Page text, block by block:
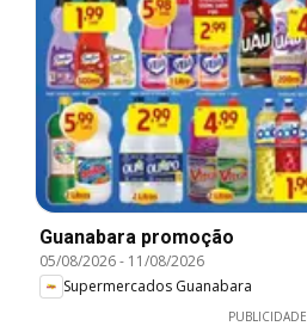
Guanabara promoção
05/08/2026- 11/08/2026
Supermercados Guanabara
PUBLICIDADE